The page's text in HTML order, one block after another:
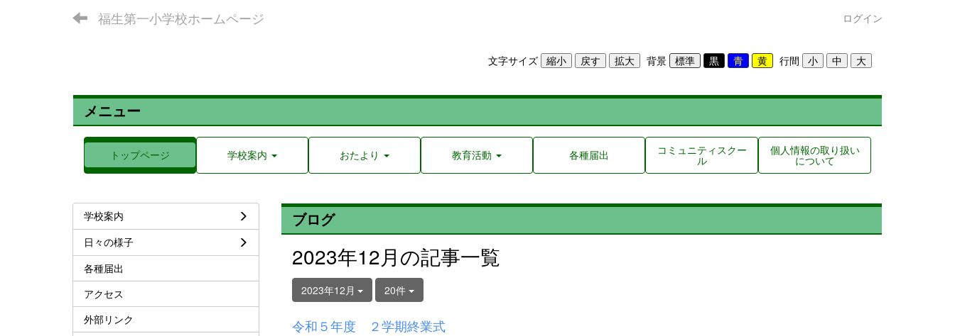
福生第一小学校ホームページ ログイン
文字サイズ 背景 行間
メニュー
トップページ 学校案内 おたより 教育活動 各種届出 コミュニティスクー
ル
個人情報の取り扱い
について
ブログ
2023年12月の記事一覧
2023年12月 20件
令和５年度 ２学期終業式
学校案内
日々の様子
各種届出
アクセス
外部リンク